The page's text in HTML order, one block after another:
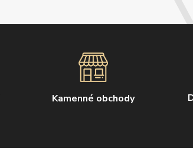
Kamenné obchody